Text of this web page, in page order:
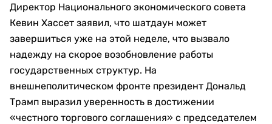
Директор Национального экономического совета
Кевин Хассет заявил, что шатдаун может
завершиться уже на этой неделе, что вызвало
надежду на скорое возобновление работы
государственных структур. На
внешнеполитическом фронте президент Дональд
Трамп выразил уверенность в достижении
«честного торгового соглашения» с председателем